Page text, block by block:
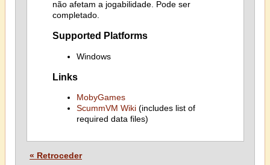
não afetam a jogabilidade. Pode ser
completado.
Supported Platforms
Windows
Links
MobyGames
ScummVM Wiki(includes list of
required data files)
« Retroceder